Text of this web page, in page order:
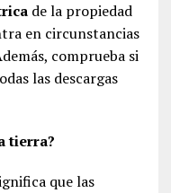
de la propiedad
en circunstancias
comprueba si
las descargas
tierra?
que las